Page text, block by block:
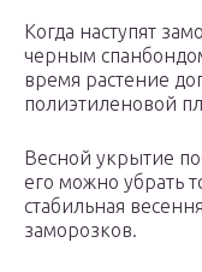
Когда наступят
черным
время растение
полиэтиленовой
Весной укрытие
его можно убрать
стабильная
заморозков.